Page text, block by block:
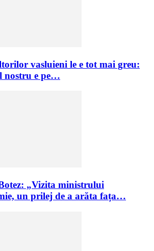
vasluieni le e tot mai greu:
nostru e pe…
„Vizita ministrului
un prilej de a arăta fața…